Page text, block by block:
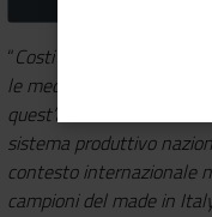
“Costi dell’energia e
le medie imprese
quest’anno di essere un
sistema produttivo
contesto internazionale
campioni del made in